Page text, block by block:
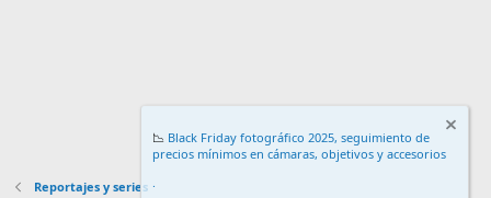
Reportajes y series
📉 Black Friday fotográfico 2025, seguimiento de
precios mínimos en cámaras, objetivos y accesorios
.